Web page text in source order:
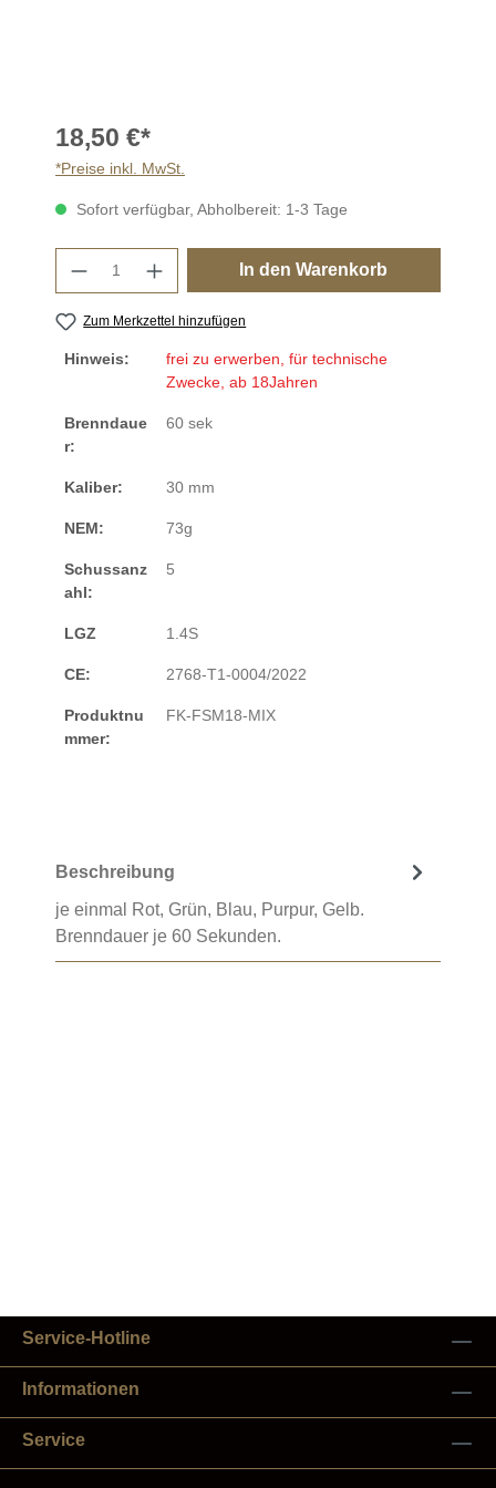
18,50 €*
*Preise inkl. MwSt.
Sofort verfügbar, Abholbereit: 1-3 Tage
Produkt Anzahl: Gib den gewünschten
In den Warenkorb
Zum Merkzettel hinzufügen
Hinweis:
frei zu erwerben, für technische
Zwecke, ab 18Jahren
Brenndaue
r:
60 sek
Kaliber: 30 mm
NEM: 73g
Schussanz
ahl:
5
LGZ 1.4S
CE: 2768-T1-0004/2022
Produktnu
mmer:
FK-FSM18-MIX
Beschreibung
je einmal Rot, Grün, Blau, Purpur, Gelb.
Brenndauer je 60 Sekunden.
Service-Hotline
Informationen
Service